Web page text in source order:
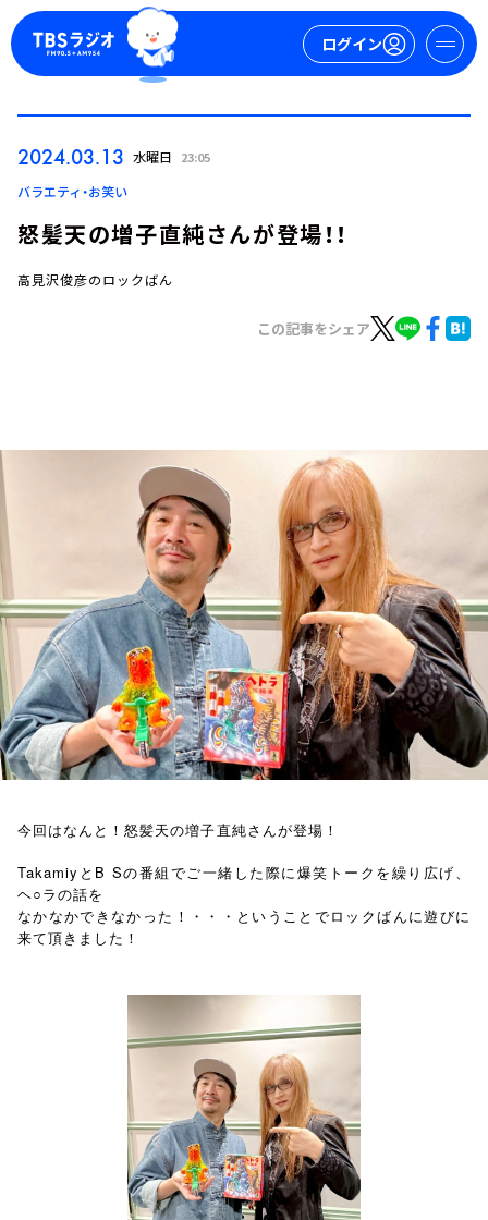
ログイン
ログイン
トピックス
TBS Podcast
お知らせ
イベント・グッズ
YouTube
2024.03.13 水曜日 23:05
バラエティ・お笑い
怒髪天の増子直純さんが登場！！
高見沢俊彦のロックばん
この記事をシェア
今回はなんと！怒髪天の増子直純さんが登場！
TakamiyとB Sの番組でご一緒した際に爆笑トークを繰り広げ、
ヘ○ラの話を
なかなかできなかった！・・・ということでロックばんに遊びに
来て頂きました！